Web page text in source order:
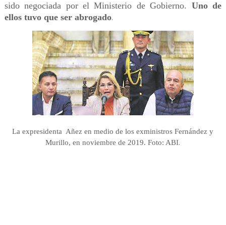
sido negociada por el Ministerio de Gobierno. Uno de
ellos tuvo que ser abrogado.
La expresidenta Añez en medio de los exministros Fernández y
Murillo, en noviembre de 2019. Foto: ABI.